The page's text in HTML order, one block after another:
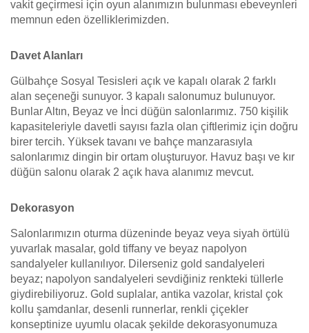
vakit geçirmesi için oyun alanımızın bulunması ebeveynleri
memnun eden özelliklerimizden.
Davet Alanları
Gülbahçe Sosyal Tesisleri açık ve kapalı olarak 2 farklı
alan seçeneği sunuyor. 3 kapalı salonumuz bulunuyor.
Bunlar Altın, Beyaz ve İnci düğün salonlarımız. 750 kişilik
kapasiteleriyle davetli sayısı fazla olan çiftlerimiz için doğru
birer tercih. Yüksek tavanı ve bahçe manzarasıyla
salonlarımız dingin bir ortam oluşturuyor. Havuz başı ve kır
düğün salonu olarak 2 açık hava alanımız mevcut.
Dekorasyon
Salonlarımızın oturma düzeninde beyaz veya siyah örtülü
yuvarlak masalar, gold tiffany ve beyaz napolyon
sandalyeler kullanılıyor. Dilerseniz gold sandalyeleri
beyaz; napolyon sandalyeleri sevdiğiniz renkteki tüllerle
giydirebiliyoruz. Gold suplalar, antika vazolar, kristal çok
kollu şamdanlar, desenli runnerlar, renkli çiçekler
konseptinize uyumlu olacak şekilde dekorasyonumuza